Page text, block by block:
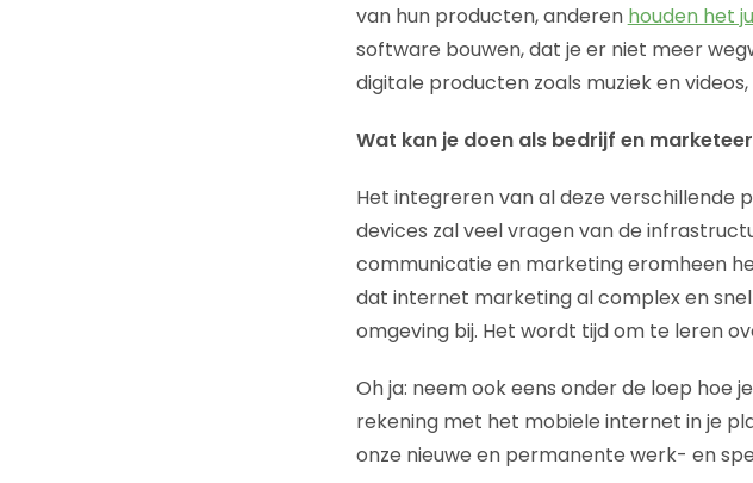
van hun producten, anderen houden het
software bouwen, dat je er niet meer
digitale producten zoals muziek en
Wat kan je doen als bedrijf en
Het integreren van al deze verschillende
devices zal veel vragen van de
communicatie en marketing eromheen
dat internet marketing al complex en
omgeving bij. Het wordt tijd om te leren
Oh ja: neem ook eens onder de loep hoe
rekening met het mobiele internet in je
onze nieuwe en permanente werk- en